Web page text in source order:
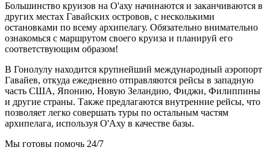
Большинство круизов на О'аху начинаются и заканчиваются в
других местах Гавайских островов, с несколькими
остановками по всему архипелагу. Обязательно внимательно
ознакомься с маршрутом своего круиза и планируй его
соответствующим образом!
В Гонолулу находится крупнейший международный аэропорт
Гавайев, откуда ежедневно отправляются рейсы в западную
часть США, Японию, Новую Зеландию, Фиджи, Филиппины
и другие страны. Также предлагаются внутренние рейсы, что
позволяет легко совершать туры по остальным частям
архипелага, используя О'Аху в качестве базы.
Мы готовы помочь 24/7